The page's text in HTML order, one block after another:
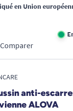
en Union
Comparer
anti-
ALOVA